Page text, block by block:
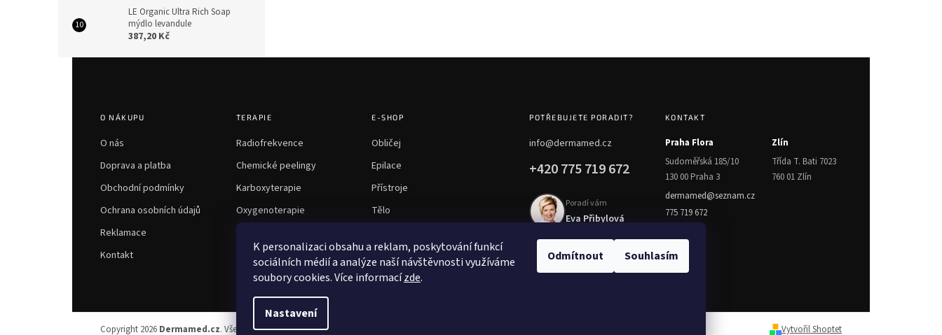
K personalizaci obsahu a reklam, poskytování funkcí
sociálních médií a analýze naší návštěvnosti využíváme
soubory cookies. Více informacízde.
Nastavení
Odmítnout Souhlasím
LE Organic Ultra Rich Soap
mýdlo levandule
387,20 Kč
O NÁKUPU
O nás
Doprava a platba
Obchodní podmínky
Ochrana osobních údajů
Reklamace
Kontakt
TERAPIE
Radiofrekvence
Chemické peelingy
Karboxyterapie
Oxygenoterapie
E-SHOP
Obličej
Epilace
Přístroje
Tělo
Mezoterapie
POTŘEBUJETE PORADIT?
info@dermamed.cz
+420 775 719 672
Poradí vám
Eva Přibylová
KONTAKT
Praha Flora
Sudoměřská 185/10
130 00 Praha 3
dermamed@seznam.cz
775 719 672
Zlín
Třída T. Bati 7023
760 01 Zlín
Copyright 2026 Dermamed.cz. Všechna práva vyhrazena.Upravit nastavení cookies Vytvořil Shoptet